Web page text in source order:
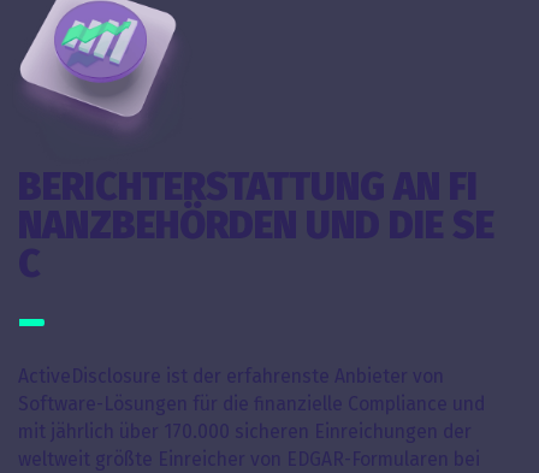
BERICHTERSTATTUNG AN FI
NANZBEHÖRDEN UND DIE SE
C
ActiveDisclosure ist der erfahrenste Anbieter von
Software-Lösungen für die finanzielle Compliance und
mit jährlich über 170.000 sicheren Einreichungen der
weltweit größte Einreicher von EDGAR-Formularen bei